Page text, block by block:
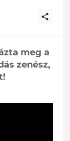
meg a
zenész,